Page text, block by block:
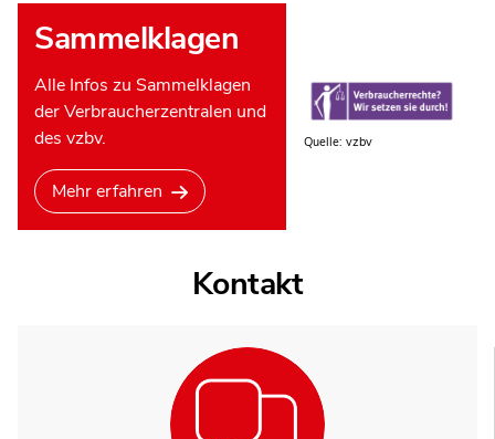
Sammelklagen
Alle Infos zu Sammelklagen
der Verbraucherzentralen und
des vzbv.
Mehr erfahren
Quelle: vzbv
Kontakt